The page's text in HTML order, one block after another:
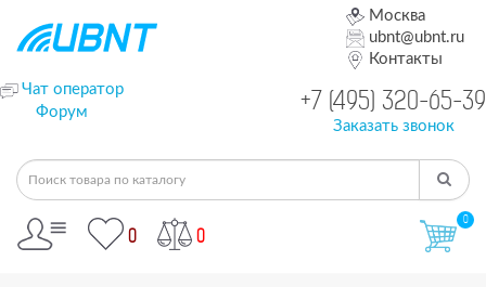
Москва
ubnt@ubnt.ru
Контакты
Чат оператор
Форум
+7 (495) 320-65-39
Заказать звонок
0 0
0